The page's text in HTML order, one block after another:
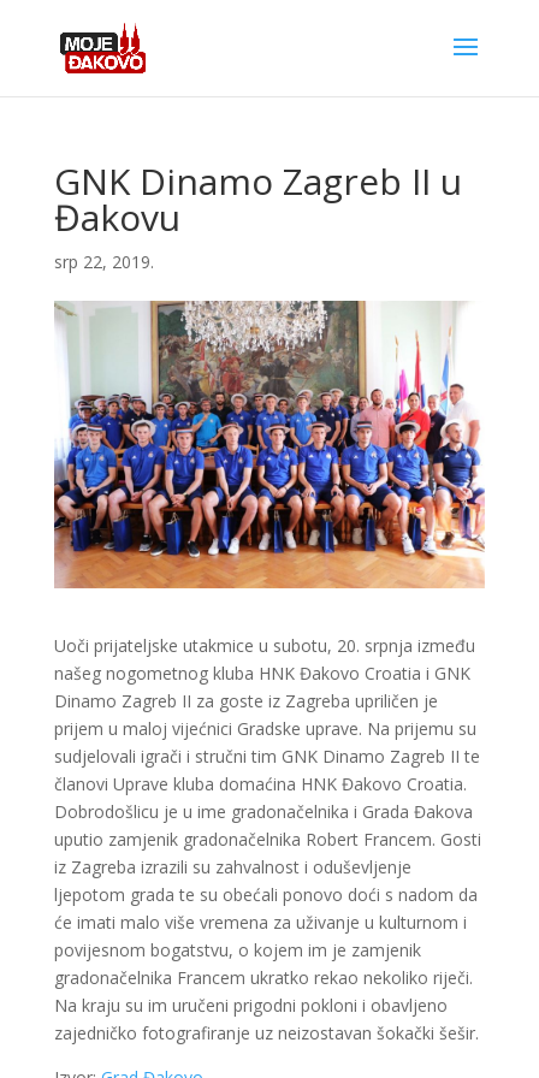
GNK Dinamo Zagreb II u
Đakovu
srp 22, 2019.
Uoči prijateljske utakmice u subotu, 20. srpnja između
našeg nogometnog kluba HNK Đakovo Croatia i GNK
Dinamo Zagreb II za goste iz Zagreba upriličen je
prijem u maloj vijećnici Gradske uprave. Na prijemu su
sudjelovali igrači i stručni tim GNK Dinamo Zagreb II te
članovi Uprave kluba domaćina HNK Đakovo Croatia.
Dobrodošlicu je u ime gradonačelnika i Grada Đakova
uputio zamjenik gradonačelnika Robert Francem. Gosti
iz Zagreba izrazili su zahvalnost i oduševljenje
ljepotom grada te su obećali ponovo doći s nadom da
će imati malo više vremena za uživanje u kulturnom i
povijesnom bogatstvu, o kojem im je zamjenik
gradonačelnika Francem ukratko rekao nekoliko riječi.
Na kraju su im uručeni prigodni pokloni i obavljeno
zajedničko fotografiranje uz neizostavan šokački šešir.